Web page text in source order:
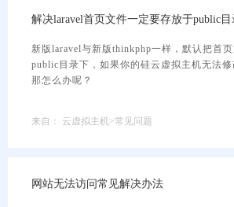
解决laravel首页文件一定要存放于public
新版laravel与新版thinkphp一样，默认把首
public目录下，如果你的硅云虚拟主机无法修
那怎么办呢？
来自： 云虚拟主机>常见问题
网站无法访问常见解决办法